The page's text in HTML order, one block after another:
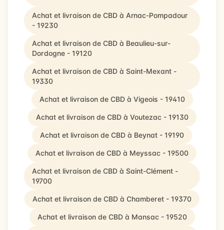
Achat et livraison de CBD à Arnac-Pompadour
- 19230
Achat et livraison de CBD à Beaulieu-sur-
Dordogne - 19120
Achat et livraison de CBD à Saint-Mexant -
19330
Achat et livraison de CBD à Vigeois - 19410
Achat et livraison de CBD à Voutezac - 19130
Achat et livraison de CBD à Beynat - 19190
Achat et livraison de CBD à Meyssac - 19500
Achat et livraison de CBD à Saint-Clément -
19700
Achat et livraison de CBD à Chamberet - 19370
Achat et livraison de CBD à Mansac - 19520